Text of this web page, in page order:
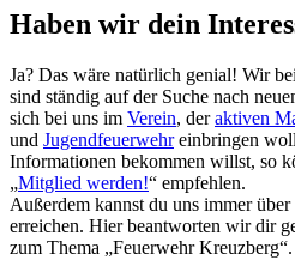
Haben wir dein
Ja? Das wäre natürlich genial! Wir
sind ständig auf der Suche nach
sich bei uns im Verein, deraktiven
und Jugendfeuerwehreinbringen
Informationen bekommen willst, so
„Mitglied werden!“ empfehlen.
Außerdem kannst du uns immer über
erreichen. Hier beantworten wir dir
zum Thema „Feuerwehr Kreuzberg“.